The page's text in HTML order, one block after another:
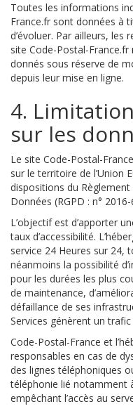
Toutes les informations
France.fr sont données à
d’évoluer. Par ailleurs, les
site Code-Postal-
donnés sous réserve de
depuis leur mise en ligne.
4.
sur les
Le site Code-Postal-
sur le territoire de l’Union
dispositions du
Données (RGPD : n°
L’objectif est d’apporter
taux d’accessibilité.
service 24 Heures sur 24,
néanmoins la possibilité
pour les durées les plus
de maintenance,
défaillance de ses
Services génèrent un
Code-Postal-France et
responsables en cas de
des lignes téléphoniques
téléphonie lié notamment
empêchant l’accès au